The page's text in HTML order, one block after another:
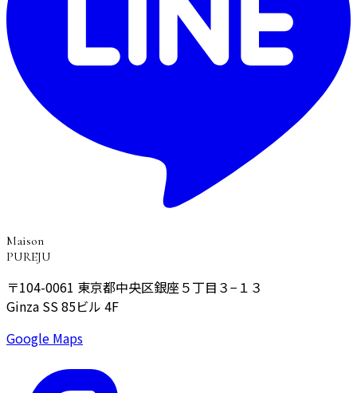
Maison
PUREJU
〒104-0061 東京都中央区銀座５丁目３−１３
Ginza SS 85ビル 4F
Google Maps